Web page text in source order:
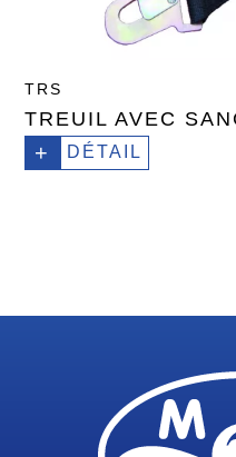
TRS
TREUIL AVEC
+ DÉTAIL